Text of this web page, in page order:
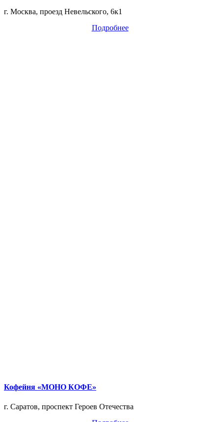
г. Москва, проезд Невельского, 6к1
Подробнее
Кофейня «МОНО КОФЕ»
г. Саратов, проспект Героев Отечества